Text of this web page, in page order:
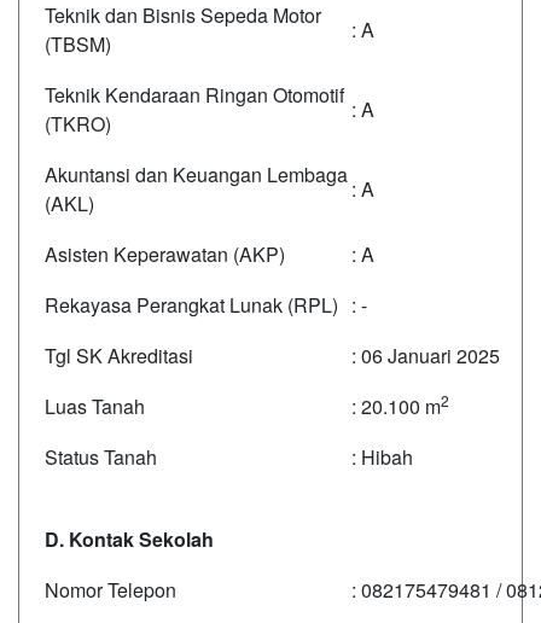
Teknik dan Bisnis Sepeda Motor
(TBSM)
: A
Teknik Kendaraan Ringan Otomotif
(TKRO)
: A
Akuntansi dan Keuangan Lembaga
(AKL)
: A
Asisten Keperawatan (AKP)
: A
Rekayasa Perangkat Lunak (RPL) : -
Tgl SK Akreditasi
: 06 Januari 2025
Luas Tanah
: 20.100 m2
Status Tanah : Hibah
D. Kontak Sekolah
Nomor Telepon
: 082175479481 /